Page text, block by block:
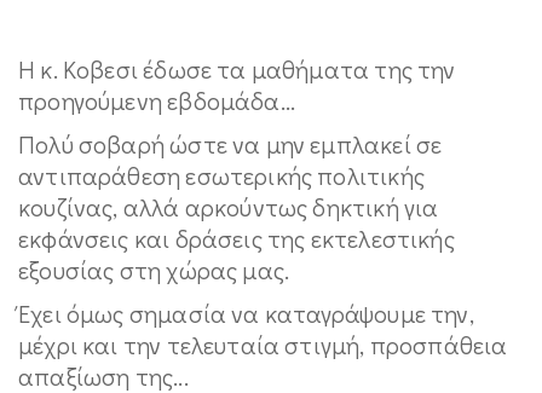
Η κ. Κοβεσι έδωσε τα μαθήματα της την
προηγούμενη εβδομάδα...
Πολύ σοβαρή ώστε να μην εμπλακεί σε
αντιπαράθεση εσωτερικής πολιτικής
κουζίνας, αλλά αρκούντως δηκτική για
εκφάνσεις και δράσεις της εκτελεστικής
εξουσίας στη χώρας μας.
Έχει όμως σημασία να καταγράψουμε την,
μέχρι και την τελευταία στιγμή, προσπάθεια
απαξίωση της...